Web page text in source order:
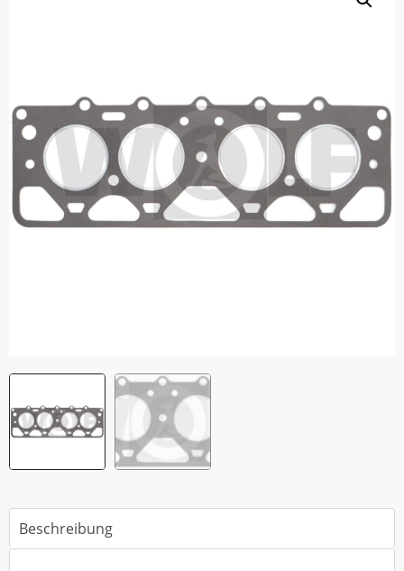
Beschreibung